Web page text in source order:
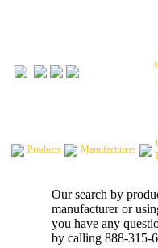
Products Manufacturers
Our search by
manufacturer or
you have any
by calling 888-315-